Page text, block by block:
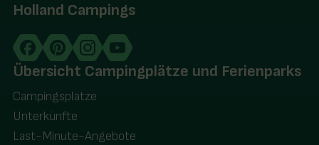
Holland Campings
Übersicht Campingplätze und Ferienparks
Campingsplätze
Unterkünfte
Last-Minute-Angebote